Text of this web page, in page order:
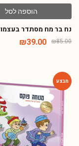
הוספה לסל
נח בר מח מסתדר בעצמו
₪85.00
₪39.00